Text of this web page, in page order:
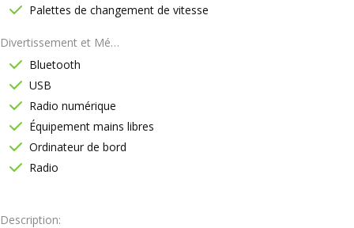
Palettes de changement de vitesse
Divertissement et Médias
Bluetooth
USB
Radio numérique
Équipement mains libres
Ordinateur de bord
Radio
Description